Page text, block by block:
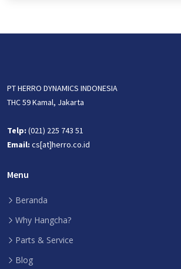
PT HERRO DYNAMICS INDONESIA
THC 59 Kamal, Jakarta
Telp: (021) 225 743 51
Email: cs[at]herro.co.id
Menu
Beranda
Why Hangcha?
Parts & Service
Blog